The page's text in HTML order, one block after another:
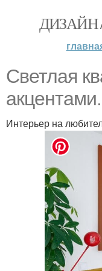
ДИЗАЙН
Светлая
акцентами.
Интерьер на